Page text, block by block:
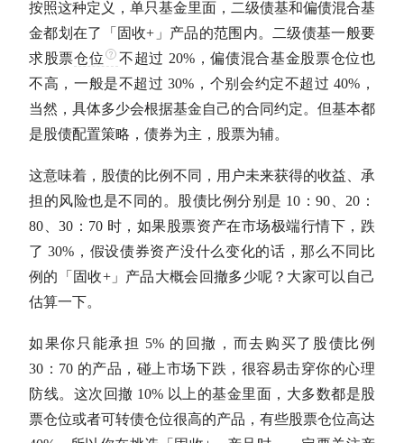
按照这种定义，单只基金里面，二级债基和偏债混合基
金都划在了「 固收+」产品的范围内。二级债基一般要
求股票仓位 不超过 20%，偏债混合基金股票仓位也
不高，一般是不超过 30%，个别会约定不超过 40%，
当然，具体多少会根据基金自己的合同约定。但基本都
是股债配置策略，债券为主，股票为辅。
这意味着，股债的比例不同，用户未来获得的收益、承
担的风险也是不同的。股债比例分别是 10：90、20：
80、30：70 时，如果股票资产在市场极端行情下，跌
了 30%，假设债券资产没什么变化的话，那么不同比
例的「 固收+」产品大概会回撤多少呢？大家可以自己
估算一下。
如果你只能承担 5% 的回撤，而去购买了股债比例
30：70 的产品，碰上市场下跌，很容易击穿你的心理
防线。这次回撤 10% 以上的基金里面，大多数都是股
票仓位或者可转债仓位很高的产品，有些股票仓位高达